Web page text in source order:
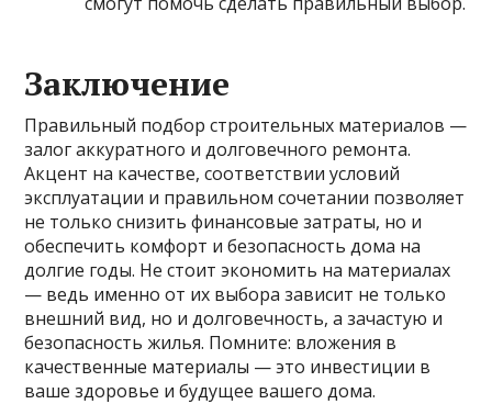
Заключение
Правильный подбор строительных материалов —
залог аккуратного и долговечного ремонта.
Акцент на качестве, соответствии условий
эксплуатации и правильном сочетании позволяет
не только снизить финансовые затраты, но и
обеспечить комфорт и безопасность дома на
долгие годы. Не стоит экономить на материалах
— ведь именно от их выбора зависит не только
внешний вид, но и долговечность, а зачастую и
безопасность жилья. Помните: вложения в
качественные материалы — это инвестиции в
ваше здоровье и будущее вашего дома.